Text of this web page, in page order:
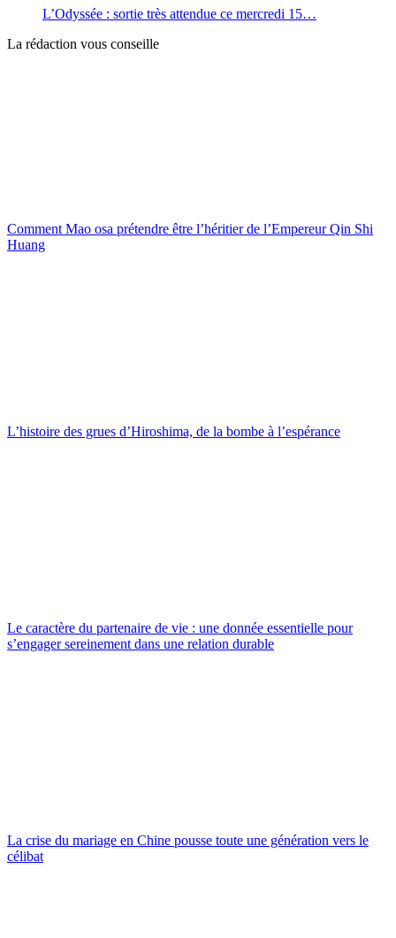
L’Odyssée : sortie très attendue ce mercredi 15…
La rédaction vous conseille
Comment Mao osa prétendre être l’héritier de l’Empereur Qin Shi
Huang
L’histoire des grues d’Hiroshima, de la bombe à l’espérance
Le caractère du partenaire de vie : une donnée essentielle pour
s’engager sereinement dans une relation durable
La crise du mariage en Chine pousse toute une génération vers le
célibat